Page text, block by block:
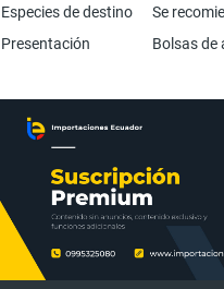
Especies de destino
Se
Presentación
Bolsas de